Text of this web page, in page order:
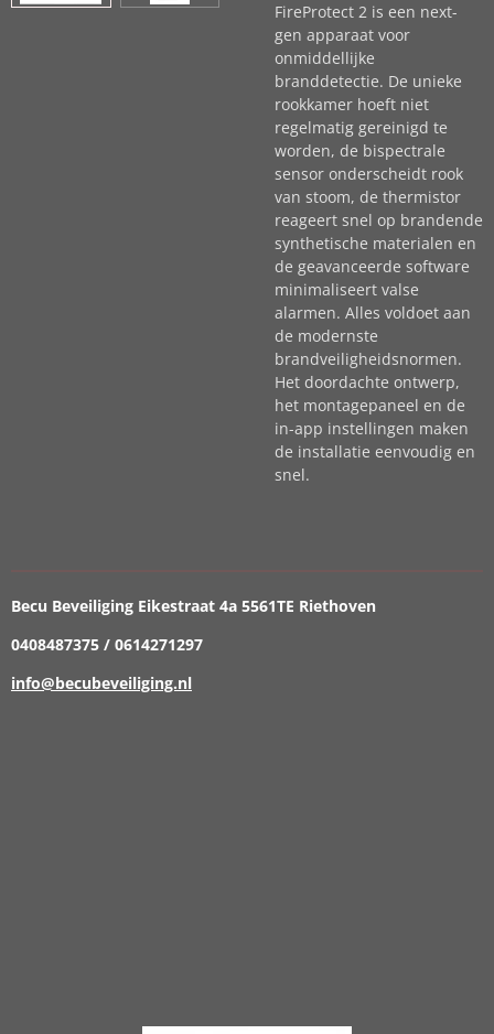
FireProtect 2 is een next-
gen apparaat voor
onmiddellijke
branddetectie. De unieke
rookkamer hoeft niet
regelmatig gereinigd te
worden, de bispectrale
sensor onderscheidt rook
van stoom, de thermistor
reageert snel op brandende
synthetische materialen en
de geavanceerde software
minimaliseert valse
alarmen. Alles voldoet aan
de modernste
brandveiligheidsnormen.
Het doordachte ontwerp,
het montagepaneel en de
in-app instellingen maken
de installatie eenvoudig en
snel.
Becu Beveiliging Eikestraat 4a 5561TE Riethoven
0408487375 / 0614271297
info@becubeveiliging.nl